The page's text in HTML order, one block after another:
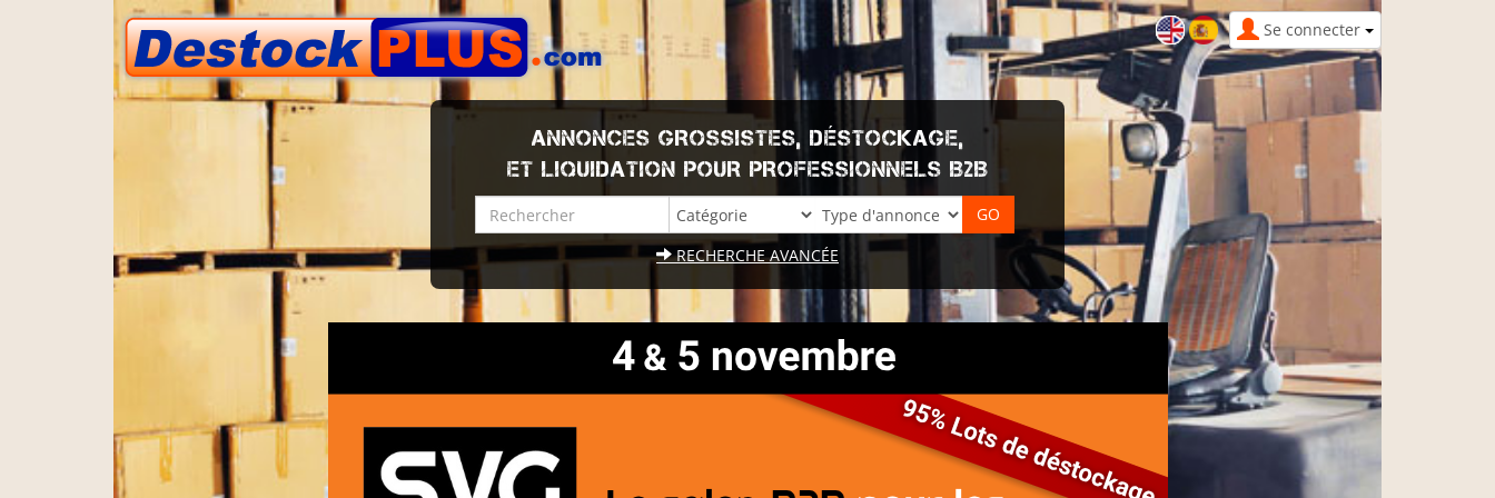
Se connecter
ANNONCES GROSSISTES, DÉSTOCKAGE,
ET LIQUIDATION POUR PROFESSIONNELS B2B
RECHERCHE AVANCÉE